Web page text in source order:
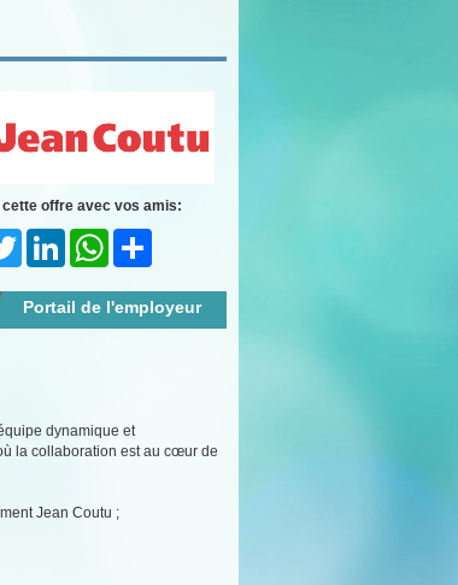
cette offre avec vos amis:
Twitter LinkedInWhatsApp
Portail de l'employeur
dynamique et
la collaboration est au cœur de
Jean Coutu ;